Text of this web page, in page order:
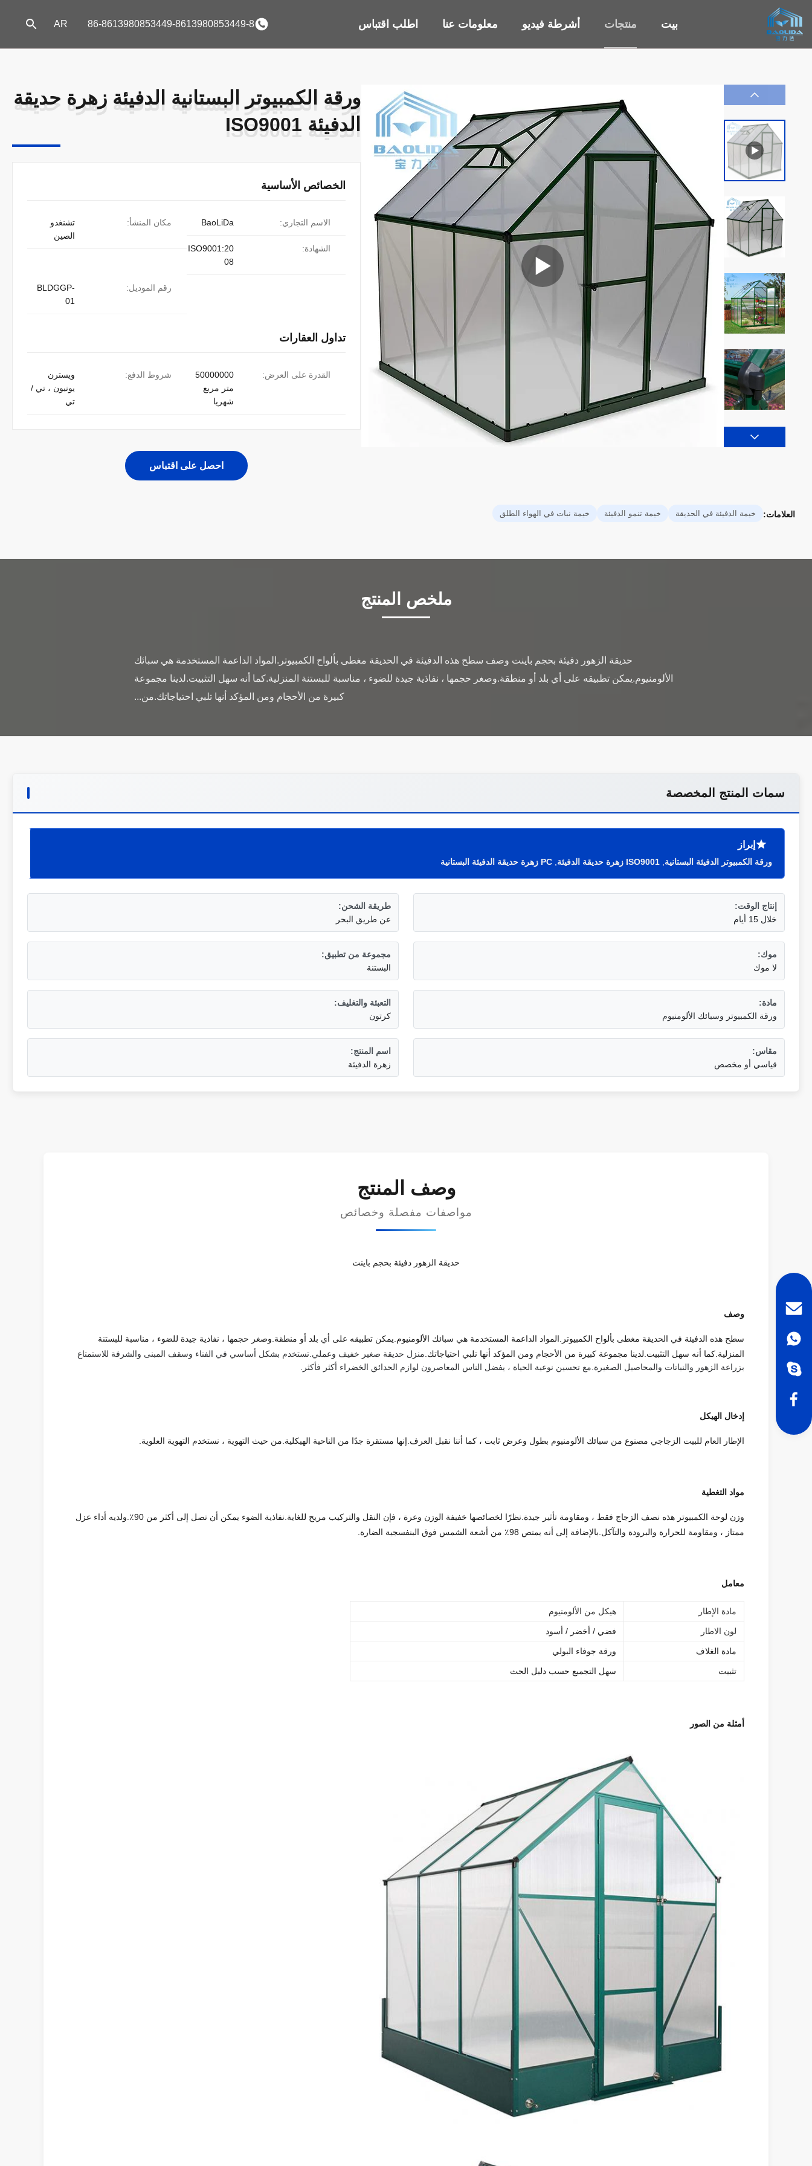
بيت منتجات أشرطة فيديو معلومات عنا اطلب اقتباس 86-8613980853449-8613980853449-8
AR
ورقة الكمبيوتر البستانية الدفيئة زهرة حديقة
الدفيئة ISO9001
ورقة الكمبيوتر البستانية الدفيئة زهرة حديقة
الدفيئة ISO9001
الخصائص الأساسية
مكان المنشأ:
تشنغدو
الصين
الاسم التجاري: BaoLiDa
الشهادة:
ISO9001:20
08
رقم الموديل:
BLDGGP-
01
تداول العقارات
شروط الدفع:
ويسترن
يونيون ، تي /
تي
القدرة على العرض:
50000000
متر مربع
شهريا
احصل على اقتباس
العلامات: خيمة الدفيئة في الحديقة خيمة تنمو الدفيئة خيمة نبات في الهواء الطلق
ملخص المنتج
حديقة الزهور دفيئة بحجم باينت وصف سطح هذه الدفيئة في الحديقة مغطى بألواح الكمبيوتر.المواد الداعمة المستخدمة هي سبائك
الألومنيوم.يمكن تطبيقه على أي بلد أو منطقة.وصغر حجمها ، نفاذية جيدة للضوء ، مناسبة للبستنة المنزلية.كما أنه سهل التثبيت.لدينا مجموعة
كبيرة من الأحجام ومن المؤكد أنها تلبي احتياجاتك.من...
سمات المنتج المخصصة
إبراز
ورقة الكمبيوتر الدفيئة البستانية ISO9001 زهرة حديقة الدفيئة PC زهرة حديقة الدفيئة البستانية
إنتاج الوقت:
خلال 15 أيام
طريقة الشحن:
عن طريق البحر
موك:
لا موك
مجموعة من تطبيق:
البستنة
مادة:
ورقة الكمبيوتر وسبائك الألومنيوم
التعبئة والتغليف:
كرتون
مقاس:
قياسي أو مخصص
اسم المنتج:
زهرة الدفيئة
وصف المنتج
مواصفات مفصلة وخصائص
حديقة الزهور دفيئة بحجم باينت
وصف
سطح هذه الدفيئة في الحديقة مغطى بألواح الكمبيوتر.المواد الداعمة المستخدمة هي سبائك الألومنيوم.يمكن تطبيقه على أي بلد أو منطقة.وصغر حجمها ، نفاذية جيدة للضوء ، مناسبة للبستنة
المنزلية.كما أنه سهل التثبيت.لدينا مجموعة كبيرة من الأحجام ومن المؤكد أنها تلبي احتياجاتك. منزل حديقة صغير خفيف وعملي.تستخدم بشكل أساسي في الفناء وسقف المبنى والشرفة للاستمتاع
بزراعة الزهور والنباتات والمحاصيل الصغيرة.مع تحسين نوعية الحياة ، يفضل الناس المعاصرون لوازم الحدائق الخضراء أكثر فأكثر.
إدخال الهيكل
الإطار العام للبيت الزجاجي مصنوع من سبائك الألومنيوم بطول وعرض ثابت ، كما أننا نقبل العرف.إنها مستقرة جدًا من الناحية الهيكلية.من حيث التهوية ، نستخدم التهوية العلوية.
مواد التغطية
وزن لوحة الكمبيوتر هذه نصف الزجاج فقط ، ومقاومة تأثير جيدة.نظرًا لخصائصها خفيفة الوزن وعرة ، فإن النقل والتركيب مريح للغاية.نفاذية الضوء يمكن أن تصل إلى أكثر من 90٪.ولديه أداء عزل
ممتاز ، ومقاومة للحرارة والبرودة والتآكل.بالإضافة إلى أنه يمتص 98٪ من أشعة الشمس فوق البنفسجية الضارة.
معامل
مادة الإطار هيكل من الألومنيوم
لون الاطار فضي / أخضر / أسود
مادة الغلاف ورقة جوفاء البولي
تثبيت سهل التجميع حسب دليل الحث
أمثلة من الصور